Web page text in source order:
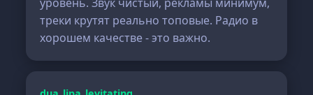
треки крутят реально топовые. Радио в
хорошем качестве - это важно.